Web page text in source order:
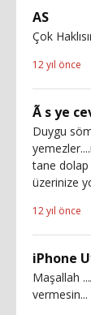
AS
Çok
12 yıl önce
Ã s ye
Duygu
tane dolap
üzerinize
12 yıl önce
iPhone
Maşallah
vermesin...